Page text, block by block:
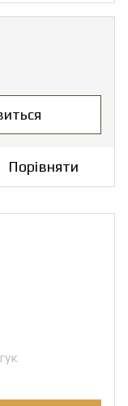
Порівняти